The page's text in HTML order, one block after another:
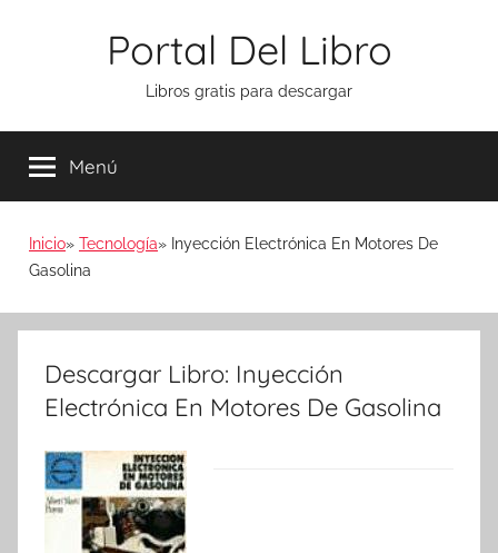
Portal Del Libro
Libros gratis para descargar
Menú
Inicio Tecnología
Inyección Electrónica En Motores De
Gasolina
Descargar Libro: Inyección
Electrónica En Motores De Gasolina